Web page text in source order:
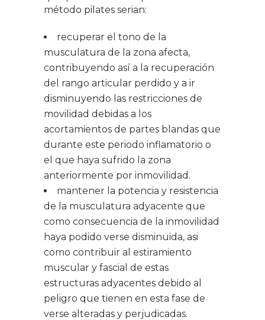
método pilates serian:
recuperar el tono de la
musculatura de la zona afecta,
contribuyendo así a la recuperación
del rango articular perdido y a ir
disminuyendo las restricciones de
movilidad debidas a los
acortamientos de partes blandas que
durante este periodo inflamatorio o
el que haya sufrido la zona
anteriormente por inmovilidad.
mantener la potencia y resistencia
de la musculatura adyacente que
como consecuencia de la inmovilidad
haya podido verse disminuida, asi
como contribuir al estiramiento
muscular y fascial de estas
estructuras adyacentes debido al
peligro que tienen en esta fase de
verse alteradas y perjudicadas.